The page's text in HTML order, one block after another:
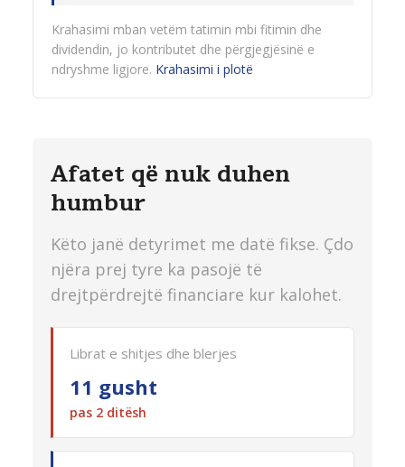
Krahasimi mban vetëm tatimin mbi fitimin dhe
dividendin, jo kontributet dhe përgjegjësinë e
ndryshme ligjore. Krahasimi i plotë
Afatet që nuk duhen
humbur
Këto janë detyrimet me datë fikse. Çdo
njëra prej tyre ka pasojë të
drejtpërdrejtë financiare kur kalohet.
Librat e shitjes dhe blerjes
11 gusht
pas 2 ditësh